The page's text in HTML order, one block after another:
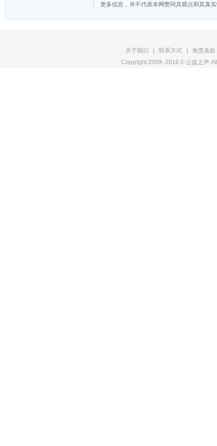
更多信息，并不代表本网赞同其观点和其真
关于我们 | 联系方式 |
免责条款
Copyright 2009- 2016 © 公益之声